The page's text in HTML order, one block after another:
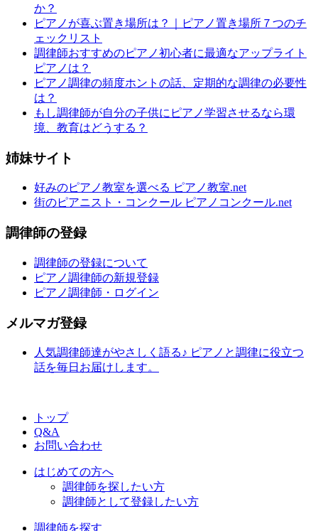
か？
ピアノが喜ぶ置き場所は？｜ピアノ置き場所７つのチ
ェックリスト
調律師おすすめのピアノ初心者に最適なアップライト
ピアノは？
ピアノ調律の頻度ホントの話、定期的な調律の必要性
は？
もし調律師が自分の子供にピアノ学習させるなら環
境、教育はどうする？
姉妹サイト
好みのピアノ教室を選べる ピアノ教室.net
街のピアニスト・コンクール ピアノコンクール.net
調律師の登録
調律師の登録について
ピアノ調律師の新規登録
ピアノ調律師・ログイン
メルマガ登録
人気調律師達がやさしく語る♪ ピアノと調律に役立つ
話を毎日お届けします。
トップ
Q&A
お問い合わせ
はじめての方へ
調律師を探したい方
調律師として登録したい方
調律師を探す